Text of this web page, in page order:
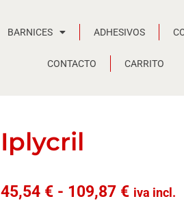
BARNICES ADHESIVOS
CONTACTO CARRITO
Iplycril
45,54 € - 109,87 €Rango
iva incl.